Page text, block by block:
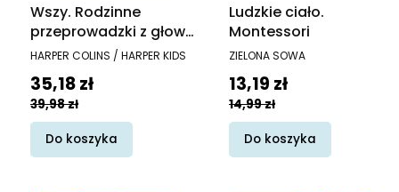
Wszy. Rodzinne
przeprowadzki z głowy
na głowę. Akademia
Chcę wiedzieć
PRODUCENT
HARPER COLINS / HARPER KIDS
Cena promocyjna
35,18 zł
39,98 zł
Do koszyka
Ludzkie ciało.
Montessori
PRODUCENT
ZIELONA SOWA
Cena promocyjna
13,19 zł
14,99 zł
Do koszyka